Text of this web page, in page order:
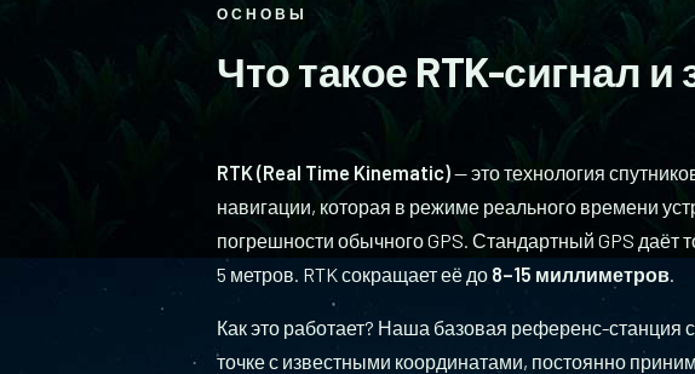
ОСНОВЫ
Что такое RTK-сигнал и
RTK (Real Time Kinematic)— это технология
навигации, которая в режиме реального времени
погрешности обычного GPS. Стандартный GPS даёт
5 метров. RTK сокращает её до 8–15 миллиметров.
Как это работает? Наша базовая референс-станция
точке с известными координатами, постоянно